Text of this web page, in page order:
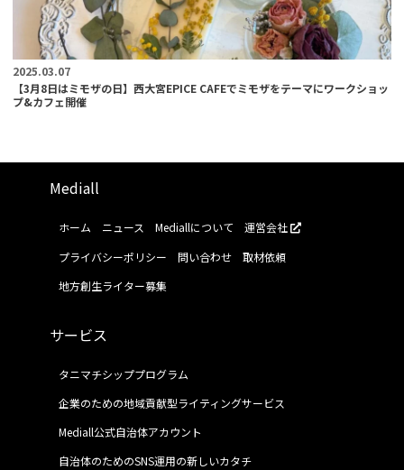
2025.03.07
【3月8日はミモザの日】西大宮EPICE CAFEでミモザをテーマにワークショッ
プ&カフェ開催
Mediall
ホーム ニュース Mediallについて
運営会社
プライバシーポリシー
問い合わせ
取材依頼
地方創生ライター募集
サービス
タニマチシッププログラム
企業のための地域貢献型ライティングサービス
Mediall公式自治体アカウント
自治体のためのSNS運用の新しいカタチ